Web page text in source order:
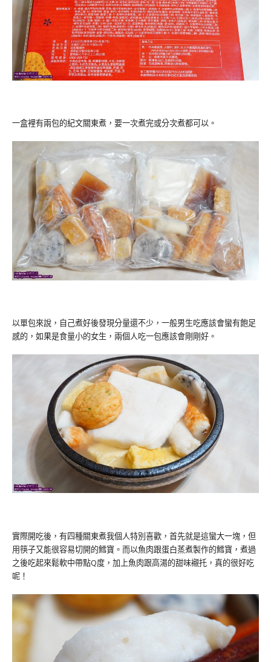
一盒裡有兩包的紀文關東煮，要一次煮完或分次煮都可以。
以單包來說，自己煮好後發現分量還不少，一般男生吃應該會蠻有飽足
感的，如果是食量小的女生，兩個人吃一包應該會剛剛好。
實際開吃後，有四種關東煮我個人特別喜歡，首先就是這蠻大一塊，但
用筷子又能很容易切開的鱈寶。而以魚肉跟蛋白蒸煮製作的鱈寶，煮過
之後吃起來鬆軟中帶點Q度，加上魚肉跟高湯的甜味襯托，真的很好吃
呢！